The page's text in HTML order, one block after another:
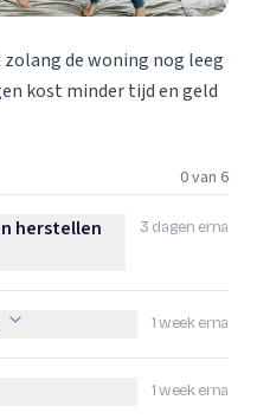
de woning nog leeg
kost minder tijd en geld
0 van 6
3 dagen erna
afvinken
herstellen
1 week erna
1 week erna